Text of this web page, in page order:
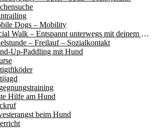
Dogs – Mobility
Social Walk – Entspannt unterwegs mit deinem Hund
– Freilauf – Sozialkontakt
Up-Paddling mit Hund
Hilfe am Hund
beim Hund